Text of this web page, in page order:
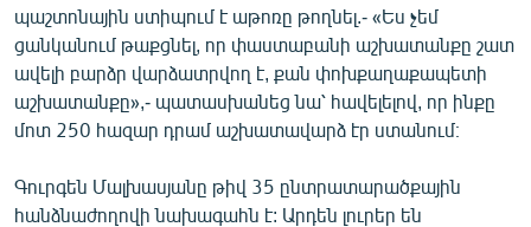
պաշտոնային ստիպում է աթոռը թողնել.- «Ես չեմ
ցանկանում թաքցնել, որ փաստաբանի աշխատանքը շատ
ավելի բարձր վարձատրվող է, քան փոխքաղաքապետի
աշխատանքը»,- պատասխանեց նա՝ հավելելով, որ ինքը
մոտ 250 հազար դրամ աշխատավարձ էր ստանում։
Գուրգեն Մալխասյանը թիվ 35 ընտրատարածքային
հանձնաժողովի նախագահն է: Արդեն լուրեր են